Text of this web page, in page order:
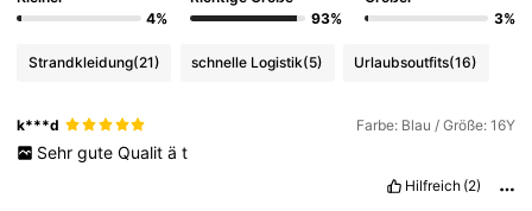
4%
93%
3%
Strandkleidung(21) schnelle Logistik(5) Urlaubsoutfits(16)
k***d Farbe: Blau / Größe: 16Y
Sehr gute Qualit ä t
Hilfreich (2)